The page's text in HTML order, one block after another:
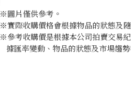
※圖片僅供參考。
※實際收購價格會根據物品的狀態及
※參考收購價是根據本公司拍賣交易
據匯率變動、物品的狀態及市場趨